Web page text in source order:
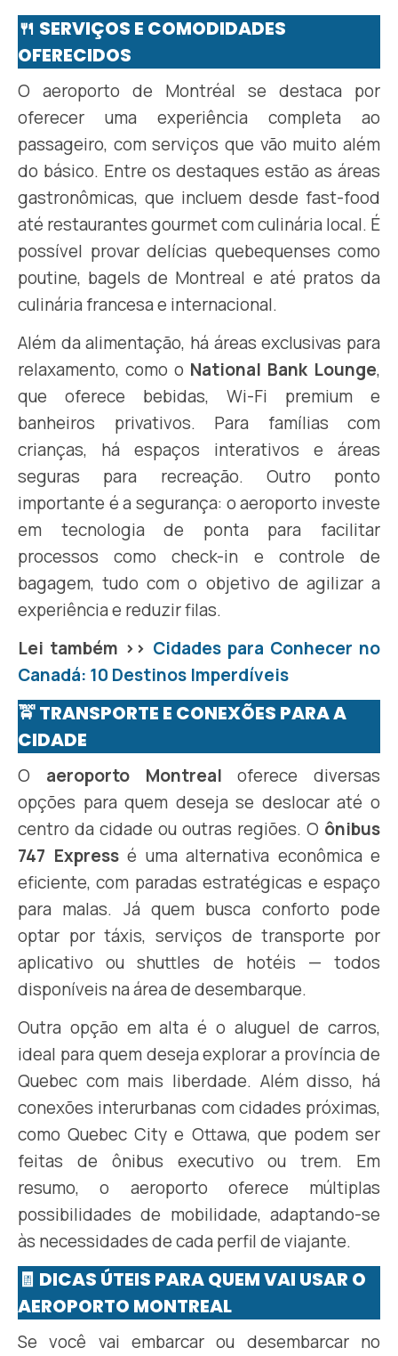
🍴 SERVIÇOS E COMODIDADES
OFERECIDOS
O aeroporto de Montréal se destaca por
oferecer uma experiência completa ao
passageiro, com serviços que vão muito além
do básico. Entre os destaques estão as áreas
gastronômicas, que incluem desde fast-food
até restaurantes gourmet com culinária local. É
possível provar delícias quebequenses como
poutine, bagels de Montreal e até pratos da
culinária francesa e internacional.
Além da alimentação, há áreas exclusivas para
relaxamento, como o National Bank Lounge,
que oferece bebidas, Wi-Fi premium e
banheiros privativos. Para famílias com
crianças, há espaços interativos e áreas
seguras para recreação. Outro ponto
importante é a segurança: o aeroporto investe
em tecnologia de ponta para facilitar
processos como check-in e controle de
bagagem, tudo com o objetivo de agilizar a
experiência e reduzir filas.
Lei também >> Cidades para Conhecer no
Canadá: 10 Destinos Imperdíveis
🚖 TRANSPORTE E CONEXÕES PARA A
CIDADE
O aeroporto Montreal oferece diversas
opções para quem deseja se deslocar até o
centro da cidade ou outras regiões. O ônibus
747 Expressé uma alternativa econômica e
eficiente, com paradas estratégicas e espaço
para malas. Já quem busca conforto pode
optar por táxis, serviços de transporte por
aplicativo ou shuttles de hotéis — todos
disponíveis na área de desembarque.
Outra opção em alta é o aluguel de carros,
ideal para quem deseja explorar a província de
Quebec com mais liberdade. Além disso, há
conexões interurbanas com cidades próximas,
como Quebec City e Ottawa, que podem ser
feitas de ônibus executivo ou trem. Em
resumo, o aeroporto oferece múltiplas
possibilidades de mobilidade, adaptando-se
às necessidades de cada perfil de viajante.
🧾 DICAS ÚTEIS PARA QUEM VAI USAR O
AEROPORTO MONTREAL
Se você vai embarcar ou desembarcar no